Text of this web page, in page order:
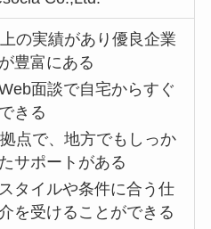
の実績があり優良企業
豊富にある
面談で自宅からすぐ
きる
点で、地方でもしっか
サポートがある
タイルや条件に合う仕
を受けることができる